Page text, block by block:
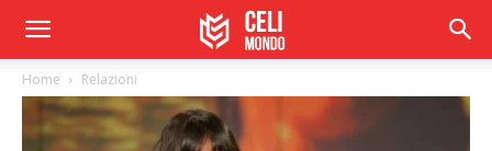
Home Relazioni